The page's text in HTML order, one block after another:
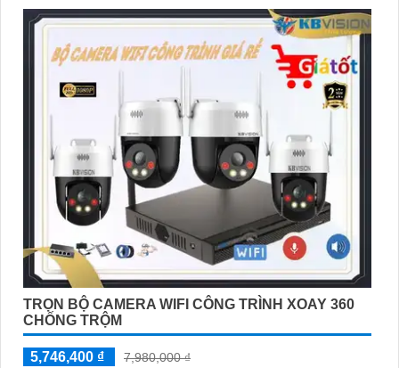
TRỌN BỘ CAMERA WIFI CÔNG TRÌNH XOAY 360
CHỐNG TRỘM
5,746,400 ₫
7,980,000 ₫